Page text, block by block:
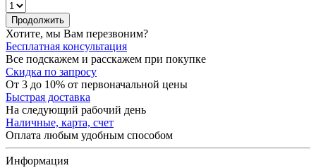
Продолжить
Хотите, мы Вам перезвоним?
Бесплатная консультация
Все подскажем и расскажем при покупке
Скидка по запросу
От 3 до 10% от первоначальной цены
Быстрая доставка
На следующий рабочий день
Наличные, карта, счет
Оплата любым удобным способом
Информация